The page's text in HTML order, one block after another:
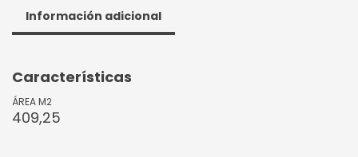
Información adicional
Características
ÁREA M2
409,25